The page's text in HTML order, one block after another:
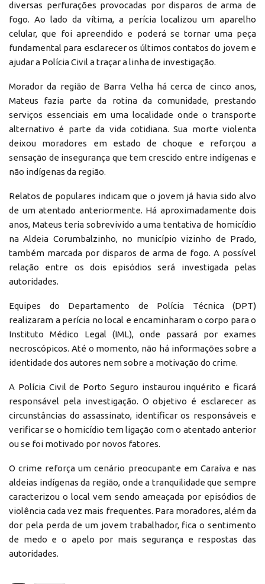
diversas perfurações provocadas por disparos de arma de
fogo. Ao lado da vítima, a perícia localizou um aparelho
celular, que foi apreendido e poderá se tornar uma peça
fundamental para esclarecer os últimos contatos do jovem e
ajudar a Polícia Civil a traçar a linha de investigação.
Morador da região de Barra Velha há cerca de cinco anos,
Mateus fazia parte da rotina da comunidade, prestando
serviços essenciais em uma localidade onde o transporte
alternativo é parte da vida cotidiana. Sua morte violenta
deixou moradores em estado de choque e reforçou a
sensação de insegurança que tem crescido entre indígenas e
não indígenas da região.
Relatos de populares indicam que o jovem já havia sido alvo
de um atentado anteriormente. Há aproximadamente dois
anos, Mateus teria sobrevivido a uma tentativa de homicídio
na Aldeia Corumbalzinho, no município vizinho de Prado,
também marcada por disparos de arma de fogo. A possível
relação entre os dois episódios será investigada pelas
autoridades.
Equipes do Departamento de Polícia Técnica (DPT)
realizaram a perícia no local e encaminharam o corpo para o
Instituto Médico Legal (IML), onde passará por exames
necroscópicos. Até o momento, não há informações sobre a
identidade dos autores nem sobre a motivação do crime.
A Polícia Civil de Porto Seguro instaurou inquérito e ficará
responsável pela investigação. O objetivo é esclarecer as
circunstâncias do assassinato, identificar os responsáveis e
verificar se o homicídio tem ligação com o atentado anterior
ou se foi motivado por novos fatores.
O crime reforça um cenário preocupante em Caraíva e nas
aldeias indígenas da região, onde a tranquilidade que sempre
caracterizou o local vem sendo ameaçada por episódios de
violência cada vez mais frequentes. Para moradores, além da
dor pela perda de um jovem trabalhador, fica o sentimento
de medo e o apelo por mais segurança e respostas das
autoridades.